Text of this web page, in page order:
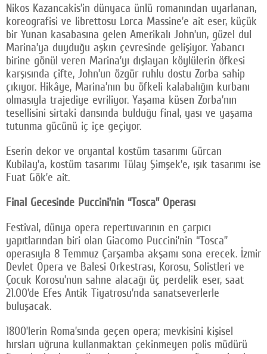
Nikos Kazancakis’in dünyaca ünlü romanından uyarlanan,
koreografisi ve librettosu Lorca Massine’e ait eser, küçük
bir Yunan kasabasına gelen Amerikalı John’un, güzel dul
Marina’ya duyduğu aşkın çevresinde gelişiyor. Yabancı
birine gönül veren Marina’yı dışlayan köylülerin öfkesi
karşısında çifte, John’un özgür ruhlu dostu Zorba sahip
çıkıyor. Hikâye, Marina’nın bu öfkeli kalabalığın kurbanı
olmasıyla trajediye evriliyor. Yaşama küsen Zorba’nın
tesellisini sirtaki dansında bulduğu final, yası ve yaşama
tutunma gücünü iç içe geçiyor.
Eserin dekor ve oryantal kostüm tasarımı Gürcan
Kubilay’a, kostüm tasarımı Tülay Şimşek’e, ışık tasarımı ise
Fuat Gök’e ait.
Final Gecesinde Puccini’nin “Tosca” Operası
Festival, dünya opera repertuvarının en çarpıcı
yapıtlarından biri olan Giacomo Puccini’nin “Tosca”
operasıyla 8 Temmuz Çarşamba akşamı sona erecek. İzmir
Devlet Opera ve Balesi Orkestrası, Korosu, Solistleri ve
Çocuk Korosu’nun sahne alacağı üç perdelik eser, saat
21.00’de Efes Antik Tiyatrosu’nda sanatseverlerle
buluşacak.
1800’lerin Roma’sında geçen opera; mevkisini kişisel
hırsları uğruna kullanmaktan çekinmeyen polis müdürü